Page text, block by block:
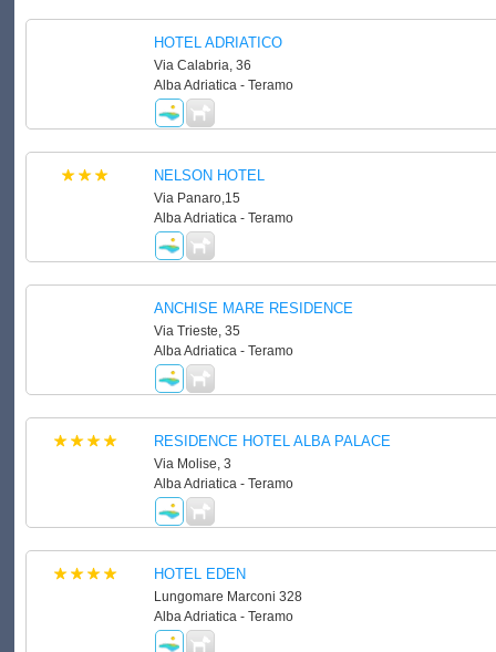
HOTEL ADRIATICO
Via Calabria, 36
Alba Adriatica - Teramo
NELSON HOTEL
Via Panaro,15
Alba Adriatica - Teramo
ANCHISE MARE RESIDENCE
Via Trieste, 35
Alba Adriatica - Teramo
RESIDENCE HOTEL ALBA PALACE
Via Molise, 3
Alba Adriatica - Teramo
HOTEL EDEN
Lungomare Marconi 328
Alba Adriatica - Teramo